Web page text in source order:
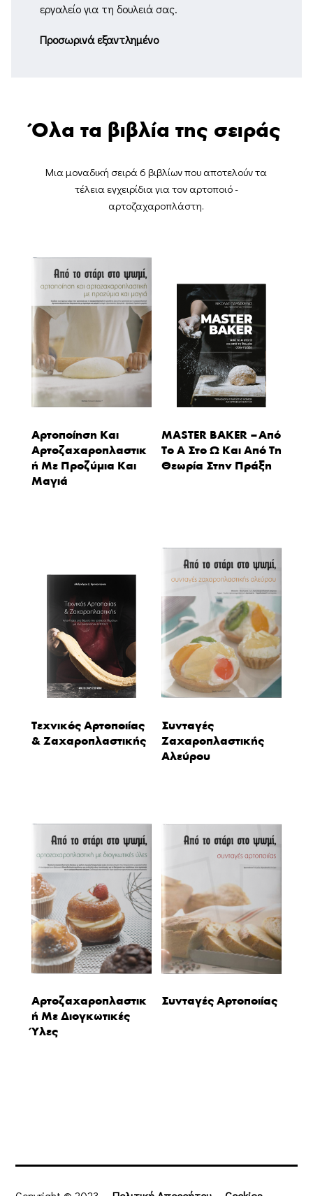
εργαλείο για τη δουλειά σας.
Προσωρινά εξαντλημένο
Όλα τα βιβλία της σειράς
Μια μοναδική σειρά 6 βιβλίων που αποτελούν τα
τέλεια εγχειρίδια για τον αρτοποιό -
αρτοζαχαροπλάστη.
Αρτοποίηση Και
Αρτοζαχαροπλαστικ
Ή Με Προζύμια Και
Μαγιά
MASTER BAKER – Από
Το Α Στο Ω Και Από Τη
Θεωρία Στην Πράξη
Τεχνικός Αρτοποιίας
& Ζαχαροπλαστικής
Συνταγές
Ζαχαροπλαστικής
Αλεύρου
Αρτοζαχαροπλαστικ
Ή Με Διογκωτικές
Ύλες
Συνταγές Αρτοποιίας